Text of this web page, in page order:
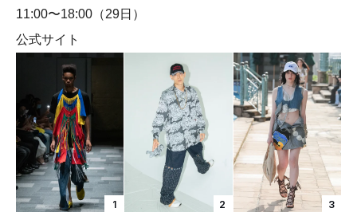
11:00〜18:00（29日）
公式サイト
1 2 3